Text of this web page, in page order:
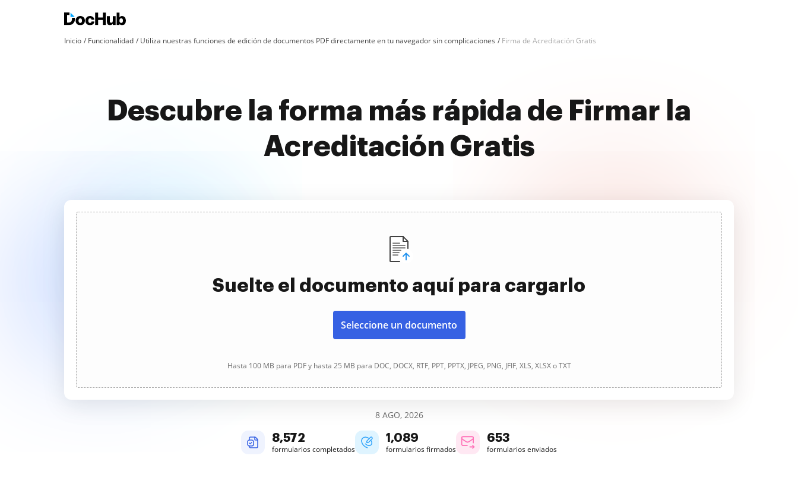
Inicio Funcionalidad Utiliza nuestras funciones de edición de documentos PDF directamente en tu navegador sin complicaciones Firma de Acreditación Gratis
Descubre la forma más rápida de Firmar la
Acreditación Gratis
Suelte el documento aquí para cargarlo
Seleccione un documento
Hasta 100 MB para PDF y hasta 25 MB para DOC, DOCX, RTF, PPT, PPTX, JPEG, PNG, JFIF, XLS, XLSX o TXT
8 AGO, 2026
8,572
formularios completados
1,089
formularios firmados
653
formularios enviados